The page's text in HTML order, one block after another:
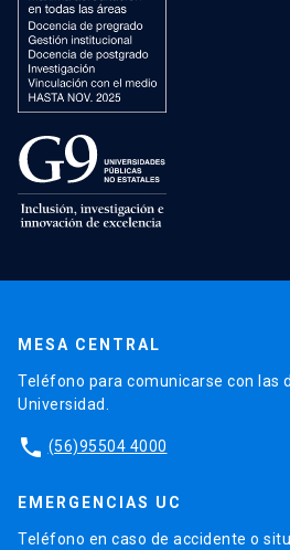
MESA CENTRAL
Teléfono para comunicarse con las
Universidad.
phone (56)95504 4000
EMERGENCIAS UC
Teléfono en caso de accidente o